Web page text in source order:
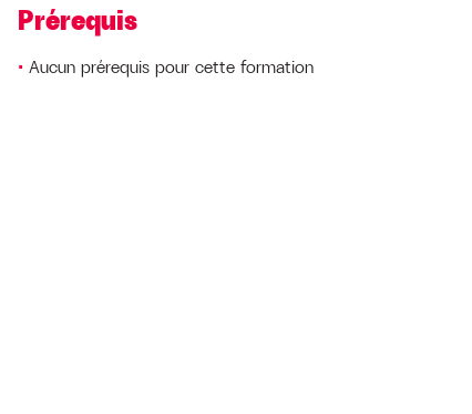
Prérequis
Aucun prérequis pour cette formation